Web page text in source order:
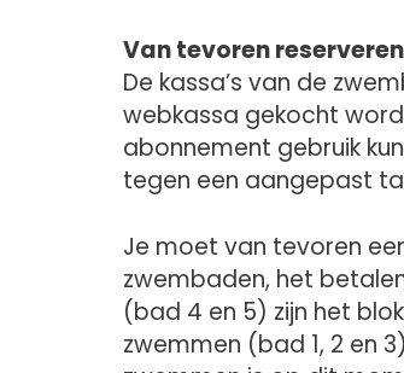
Van tevoren
De kassa’s van de
webkassa gekocht
abonnement gebruik
tegen een aangepast
Je moet van tevoren
zwembaden, het
(bad 4 en 5) zijn het
zwemmen (bad 1, 2 en